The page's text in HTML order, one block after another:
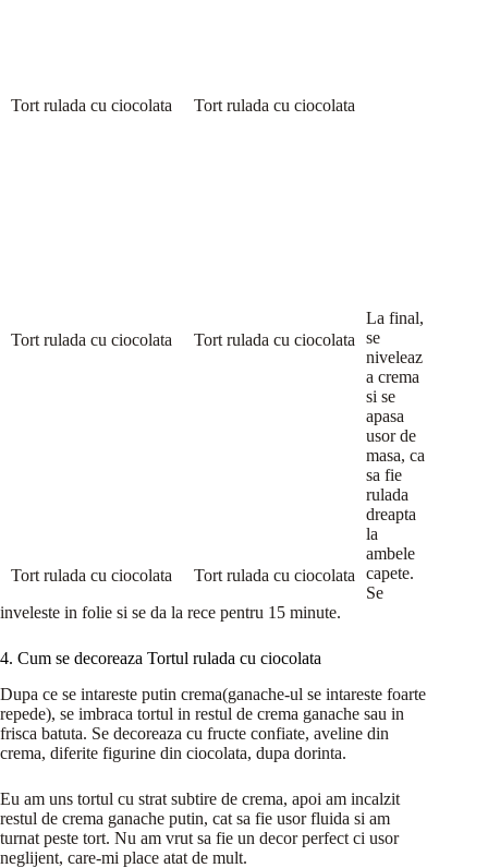
Tort rulada cu ciocolata Tort rulada cu ciocolata
Tort rulada cu ciocolata Tort rulada cu ciocolata
Tort rulada cu ciocolata Tort rulada cu ciocolata
La final,
se
niveleaz
a crema
si se
apasa
usor de
masa, ca
sa fie
rulada
dreapta
la
ambele
capete.
Se
inveleste in folie si se da la rece pentru 15 minute.
4. Cum se decoreaza Tortul rulada cu ciocolata
Dupa ce se intareste putin crema(ganache-ul se intareste foarte
repede), se imbraca tortul in restul de crema ganache sau in
frisca batuta. Se decoreaza cu fructe confiate, aveline din
crema, diferite figurine din ciocolata, dupa dorinta.
Eu am uns tortul cu strat subtire de crema, apoi am incalzit
restul de crema ganache putin, cat sa fie usor fluida si am
turnat peste tort. Nu am vrut sa fie un decor perfect ci usor
neglijent, care-mi place atat de mult.